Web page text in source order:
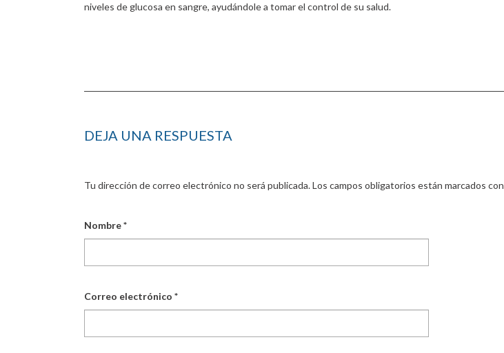
niveles de glucosa en sangre, ayudándole a tomar el control de su salud.
DEJA UNA RESPUESTA
Tu dirección de correo electrónico no será publicada.Los campos obligatorios están marcados con
Nombre*
Correo electrónico *